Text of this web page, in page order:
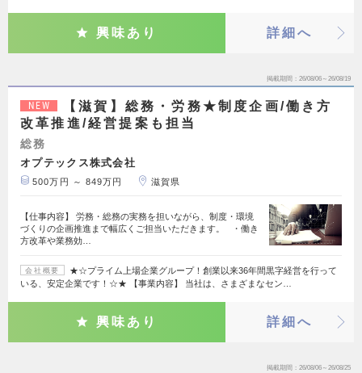
興味あり 詳細へ
掲載期間 26/08/06～26/08/19
NEW
【滋賀】総務・労務★制度企画/働き方
改革推進/経営提案も担当
総務
オプテックス株式会社
500万円 ～ 849万円 滋賀県
【仕事内容】 労務・総務の実務を担いながら、制度・環境
づくりの企画推進まで幅広くご担当いただきます。 ・働き
方改革や業務効…
会社概要
★☆プライム上場企業グループ！創業以来36年間黒字経営を行って
いる、安定企業です！☆★ 【事業内容】 当社は、さまざまなセン…
興味あり 詳細へ
掲載期間 26/08/06～26/08/25